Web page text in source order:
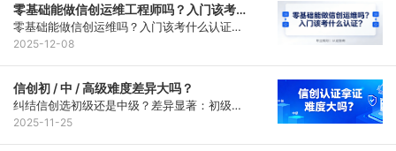
课程，碎片时间学习，高效拿证提升竞争力。
零基础能做信创运维工程师吗？入门该考什
么认证？
零基础能做信创运维吗？入门该考什么认证？
答案是肯定的，信创基础运维岗需求旺盛。入
路，顺利转型。
2025-12-08
信创初 / 中 / 高级难度差异大吗？
纠结信创选初级还是中级？差异显著：初级考
基础理论（60%-70% 通过率），中级加实操
2025-11-25